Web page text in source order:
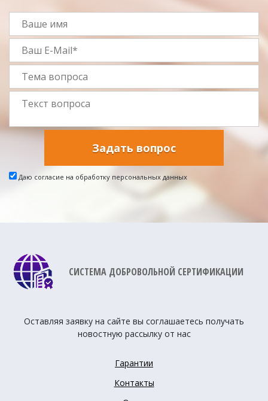
Задать вопрос
Даю согласие на обработку персональных данных
СИСТЕМА ДОБРОВОЛЬНОЙ СЕРТИФИКАЦИИ
Оставляя заявку на сайте вы соглашаетесь получать
новостную рассылку от нас
Гарантии
Контакты